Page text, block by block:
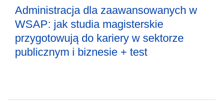
Administracja dla zaawansowanych w
WSAP: jak studia magisterskie
przygotowują do kariery w sektorze
publicznym i biznesie + test